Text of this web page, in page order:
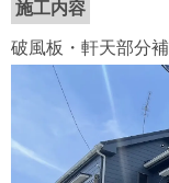
施工内容
破風板・軒天部分